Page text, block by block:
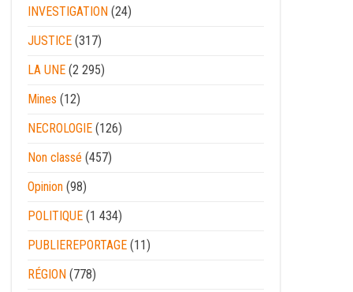
INVESTIGATION (24)
JUSTICE (317)
LA UNE (2 295)
Mines (12)
NECROLOGIE (126)
Non classé (457)
Opinion (98)
POLITIQUE (1 434)
PUBLIEREPORTAGE (11)
RÉGION (778)